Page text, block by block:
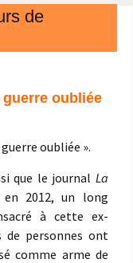
de
oubliée
oubliée ».
que le journal La
2012, un long
à cette ex-
de personnes ont
comme arme de